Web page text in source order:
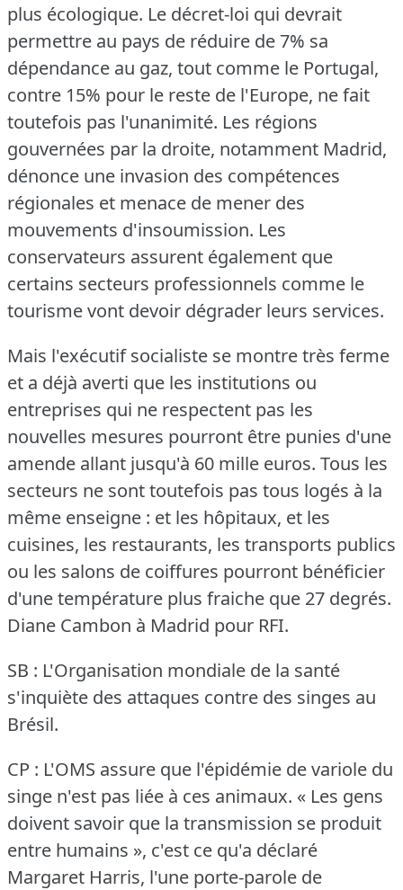
plus écologique. Le décret-loi qui devrait
permettre au pays de réduire de 7% sa
dépendance au gaz, tout comme le Portugal,
contre 15% pour le reste de l'Europe, ne fait
toutefois pas l'unanimité. Les régions
gouvernées par la droite, notamment Madrid,
dénonce une invasion des compétences
régionales et menace de mener des
mouvements d'insoumission. Les
conservateurs assurent également que
certains secteurs professionnels comme le
tourisme vont devoir dégrader leurs services.
Mais l'exécutif socialiste se montre très ferme
et a déjà averti que les institutions ou
entreprises qui ne respectent pas les
nouvelles mesures pourront être punies d'une
amende allant jusqu'à 60 mille euros. Tous les
secteurs ne sont toutefois pas tous logés à la
même enseigne : et les hôpitaux, et les
cuisines, les restaurants, les transports publics
ou les salons de coiffures pourront bénéficier
d'une température plus fraiche que 27 degrés.
Diane Cambon à Madrid pour RFI.
SB : L'Organisation mondiale de la santé
s'inquiète des attaques contre des singes au
Brésil.
CP : L'OMS assure que l'épidémie de variole du
singe n'est pas liée à ces animaux. « Les gens
doivent savoir que la transmission se produit
entre humains », c'est ce qu'a déclaré
Margaret Harris, l'une porte-parole de